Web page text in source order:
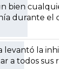
bien
durante el
levantó la
a todos sus